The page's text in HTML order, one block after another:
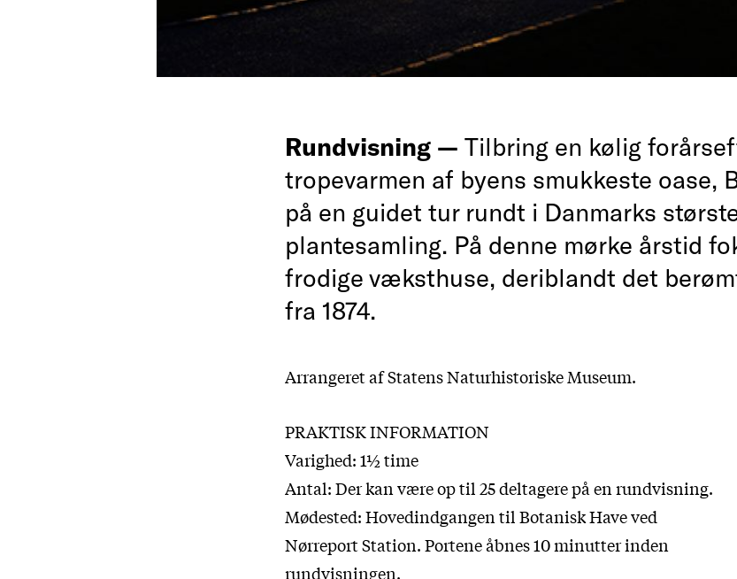
Rundvisning — Tilbring en kølig
tropevarmen af byens smukkeste oase,
på en guidet tur rundt i Danmarks
plantesamling. På denne mørke årstid
frodige væksthuse, deriblandt det
fra 1874.
Arrangeret af Statens Naturhistoriske Museum.
PRAKTISK INFORMATION
Varighed: 1½ time
Antal: Der kan være op til 25 deltagere på en rundvisning.
Mødested: Hovedindgangen til Botanisk Have ved
Nørreport Station. Portene åbnes 10 minutter inden
rundvisningen.